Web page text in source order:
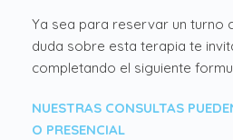
Ya sea para reservar un turno
duda sobre esta terapia te
completando el siguiente
NUESTRAS CONSULTAS
O PRESENCIAL